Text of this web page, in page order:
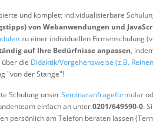
und komplett individualisierbare
von Webanwendungen und
zu einer individuellen Firmenschulung
auf Ihre Bedürfnisse anpassen,
die Didaktik/Vorgehensweise (z.B.
"von der Stange"!
Schulung unserSeminaranfrageformular
einfach an unter0201/649590-0.
persönlich am Telefon beraten lassen